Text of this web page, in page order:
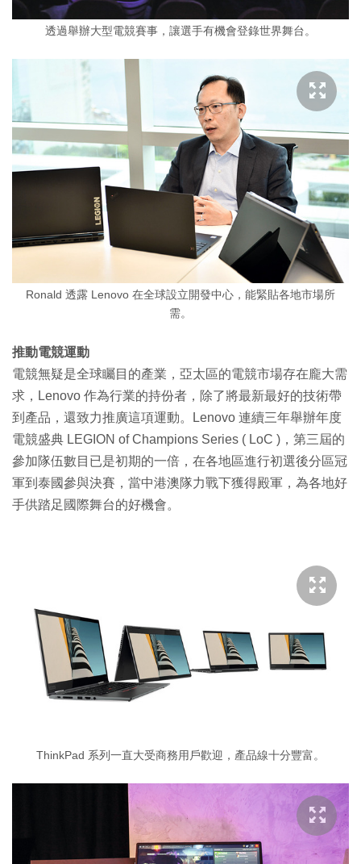
透過舉辦大型電競賽事，讓選手有機會登錄世界舞台。
Ronald 透露 Lenovo 在全球設立開發中心，能緊貼各地市場所
需。
推動電競運動
電競無疑是全球矚目的產業，亞太區的電競市場存在龐大需
求，Lenovo 作為行業的持份者，除了將最新最好的技術帶
到產品，還致力推廣這項運動。Lenovo 連續三年舉辦年度
電競盛典 LEGION of Champions Series ( LoC )，第三屆的
參加隊伍數目已是初期的一倍，在各地區進行初選後分區冠
軍到泰國參與決賽，當中港澳隊力戰下獲得殿軍，為各地好
手供踏足國際舞台的好機會。
ThinkPad 系列一直大受商務用戶歡迎，產品線十分豐富。